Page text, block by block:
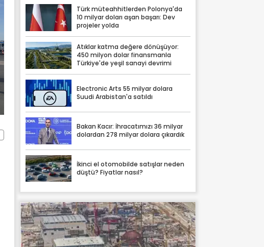
Türk müteahhitlerden Polonya'da
10 milyar doları aşan başarı: Dev
projeler yolda
Atıklar katma değere dönüşüyor:
450 milyon dolar finansmanla
Türkiye'de yeşil sanayi devrimi
Electronic Arts 55 milyar dolara
Suudi Arabistan'a satıldı
Bakan Kacır: İhracatımızı 36 milyar
dolardan 278 milyar dolara çıkardık
İkinci el otomobilde satışlar neden
düştü? Fiyatlar nasıl?